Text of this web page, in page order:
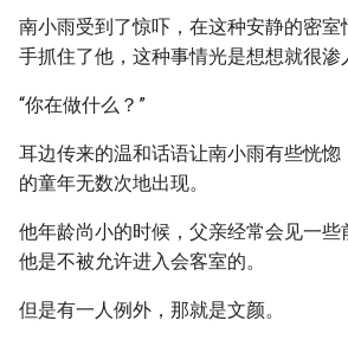
南小雨受到了惊吓，在这种安静的密室
手抓住了他，这种事情光是想想就很渗
“你在做什么？”
耳边传来的温和话语让南小雨有些恍
的童年无数次地出现。
他年龄尚小的时候，父亲经常会见一
他是不被允许进入会客室的。
但是有一人例外，那就是文颜。